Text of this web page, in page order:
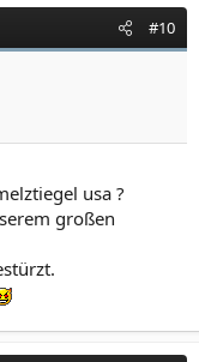
#10
usa ?
großen